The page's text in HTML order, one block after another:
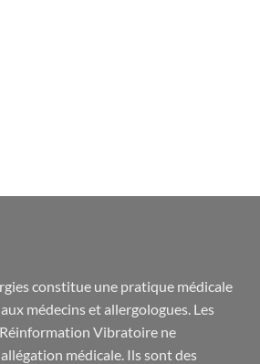
constitue une pratique médicale
médecins et allergologues. Les
Vibratoire ne
médicale. Ils sont des